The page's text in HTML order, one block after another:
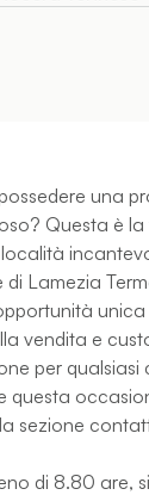
una
Questa è
Lamezia
vendita e
per qualsiasi
questa
sezione
di 8.80 are,